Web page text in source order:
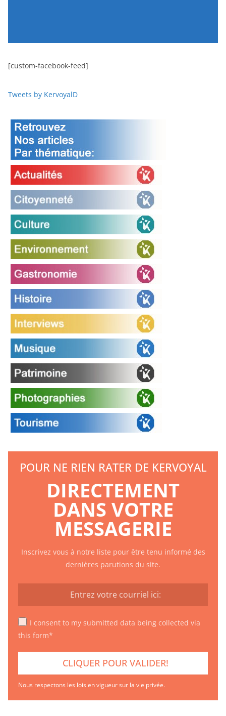
[custom-facebook-feed]
Tweets by KervoyalD
POUR NE RIEN RATER DE KERVOYAL
DIRECTEMENT
DANS VOTRE
MESSAGERIE
Inscrivez vous à notre liste pour être tenu informé des
dernières parutions du site.
I consent to my submitted data being collected via
this form*
Nous respectons les lois en vigueur sur la vie privée.